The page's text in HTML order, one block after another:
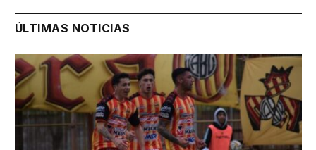
ÚLTIMAS NOTICIAS